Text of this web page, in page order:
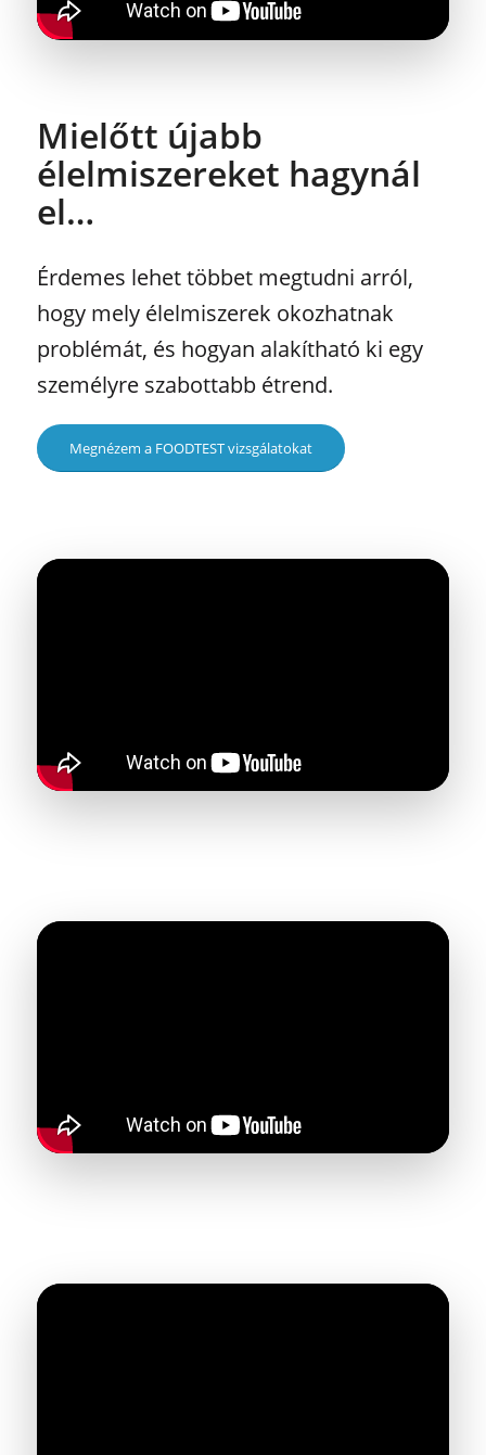
Mielőtt újabb
élelmiszereket hagynál
el…
Érdemes lehet többet megtudni arról,
hogy mely élelmiszerek okozhatnak
problémát, és hogyan alakítható ki egy
személyre szabottabb étrend.
Megnézem a FOODTEST vizsgálatokat